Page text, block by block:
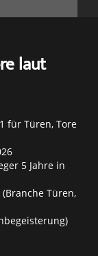
laut
für Türen, Tore
5 Jahre in
Türen,